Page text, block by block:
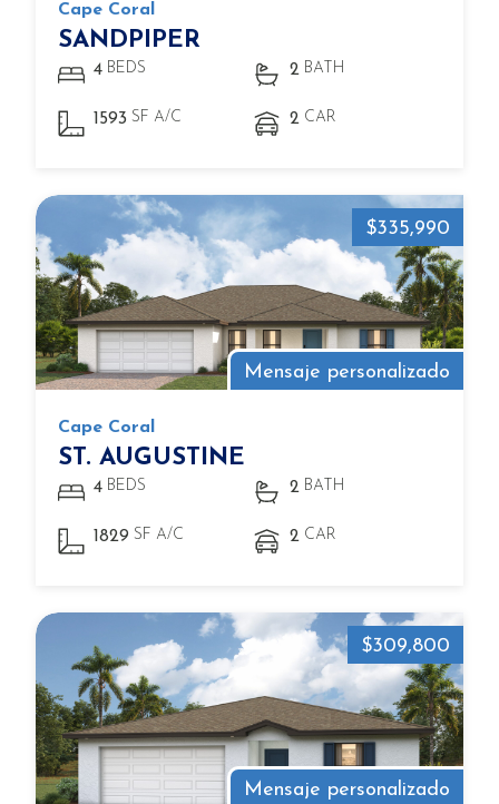
Cape Coral
SANDPIPER
4 BEDS 2 BATH
1593 SF A/C 2 CAR
Mensaje personalizado
$335,990
Cape Coral
ST. AUGUSTINE
4 BEDS 2 BATH
1829 SF A/C 2 CAR
Mensaje personalizado
$309,800